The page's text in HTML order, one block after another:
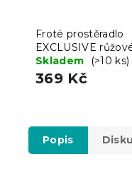
Froté prostěradlo
EXCLUSIVE
200x220 cm
Skladem (>10 ks)
369 Kč
Popis